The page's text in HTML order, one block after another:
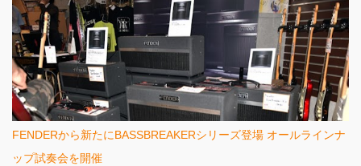
FENDERから新たにBASSBREAKERシリーズ登場 オールラインナ
ップ試奏会を開催